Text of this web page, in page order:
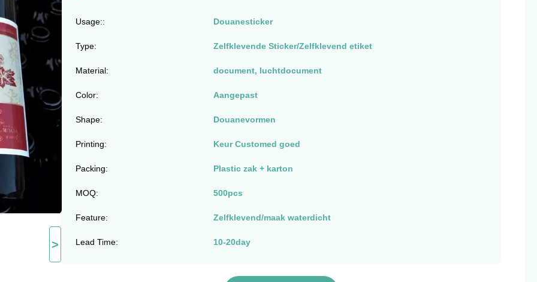
>
Usage:: Douanesticker
Type: Zelfklevende Sticker/Zelfklevend etiket
Material: document, luchtdocument
Color: Aangepast
Shape: Douanevormen
Printing: Keur Customed goed
Packing: Plastic zak + karton
MOQ: 500pcs
Feature: Zelfklevend/maak waterdicht
Lead Time: 10-20day